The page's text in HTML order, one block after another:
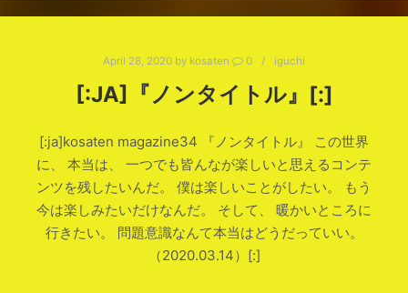
April 28, 2020 by kosaten 0 iguchi
[:JA]『ノンタイトル』[:]
[:ja]kosaten magazine34 『ノンタイトル』 この世界
に、 本当は、 一つでも皆んなが楽しいと思えるコンテ
ンツを残したいんだ。 僕は楽しいことがしたい。 もう
今は楽しみたいだけなんだ。 そして、 暖かいところに
行きたい。 問題意識なんて本当はどうだっていい。
（2020.03.14）[:]